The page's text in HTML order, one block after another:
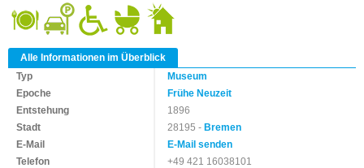
Alle Informationen im Überblick
Typ
Museum
Epoche
Frühe Neuzeit
Entstehung
1896
Stadt
28195 - Bremen
E-Mail
E-Mail senden
Telefon
+49 421 16038101